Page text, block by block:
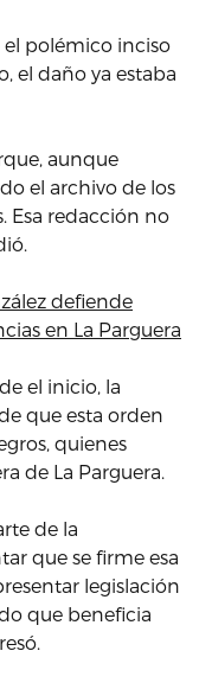
polémico inciso
el daño ya estaba
aunque
el archivo de los
Esa redacción no
defiende
en La Parguera
el inicio, la
que esta orden
quienes
de La Parguera.
de la
que se firme esa
legislación
que beneficia